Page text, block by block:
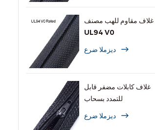
غلاف مقاوم للهب مصنف
UL94 V0
ديزملا ضرع
غلاف كابلات مضفر قابل
للتمدد بسحاب
ديزملا ضرع